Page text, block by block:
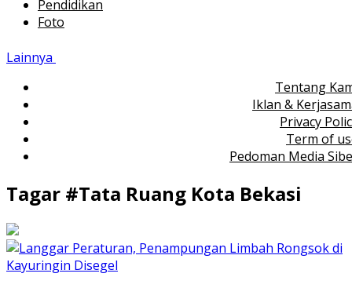
Pendidikan
Foto
Lainnya
Tentang
Iklan &
Privacy
Term of
Pedoman Media
Tagar #Tata Ruang Kota Bekasi